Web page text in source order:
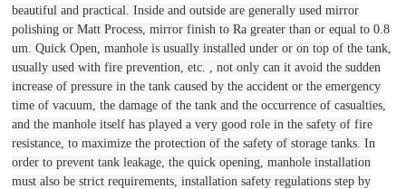
beautiful and practical. Inside and outside are generally used mirror
polishing or Matt Process, mirror finish to Ra greater than or equal to 0.8
um. Quick Open, manhole is usually installed under or on top of the tank,
usually used with fire prevention, etc. , not only can it avoid the sudden
increase of pressure in the tank caused by the accident or the emergency
time of vacuum, the damage of the tank and the occurrence of casualties,
and the manhole itself has played a very good role in the safety of fire
resistance, to maximize the protection of the safety of storage tanks. In
order to prevent tank leakage, the quick opening, manhole installation
must also be strict requirements, installation safety regulations step by